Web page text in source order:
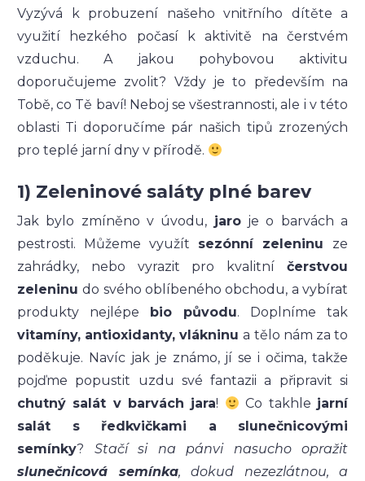
Vyzývá k probuzení našeho vnitřního dítěte a
využití hezkého počasí k aktivitě na čerstvém
vzduchu. A jakou pohybovou aktivitu
doporučujeme zvolit? Vždy je to především na
Tobě, co Tě baví! Neboj se všestrannosti, ale i v této
oblasti Ti doporučíme pár našich tipů zrozených
pro teplé jarní dny v přírodě.
1) Zeleninové saláty plné barev
Jak bylo zmíněno v úvodu, jaroje o barvách a
pestrosti. Můžeme využít sezónní zeleninu ze
zahrádky, nebo vyrazit pro kvalitní čerstvou
zeleninudo svého oblíbeného obchodu, a vybírat
produkty nejlépe
bio původu. Doplníme tak
vitamíny, antioxidanty, vlákninua tělo nám za to
poděkuje. Navíc jak je známo, jí se i očima, takže
pojďme popustit uzdu své fantazii a připravit si
chutný salát v barvách jara! Co takhle jarní
salát s ředkvičkami a slunečnicovými
semínky? Stačí si na pánvi nasucho opražit
slunečnicová semínka, dokud nezezlátnou, a